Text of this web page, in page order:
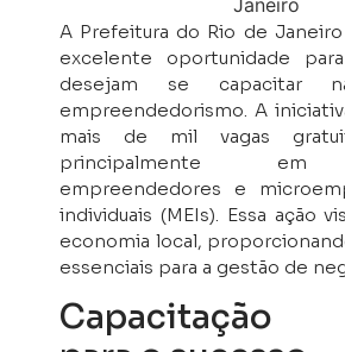
A Prefeitura do Rio de Janeiro
excelente oportunidade
desejam se capacitar
empreendedorismo. A
mais de mil vagas
principalmente em
empreendedores e
individuais (MEIs). Essa ação
economia local,
essenciais para a gestão de
Capacitação